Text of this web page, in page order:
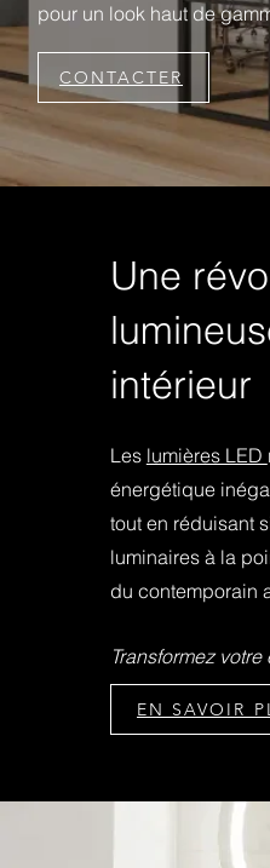
pour un look haut de
CONTACTER
Une
intérieur
Les lumières LED
énergétique
tout en réduisant
luminaires à la
du contemporain
Transformez
EN SAVOIR